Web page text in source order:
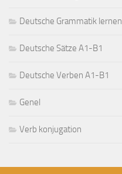
Deutsche Grammatik lernen
Deutsche Sätze A1-B1
Deutsche Verben A1-B1
Genel
Verb konjugation